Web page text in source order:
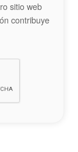
sitio web
contribuye